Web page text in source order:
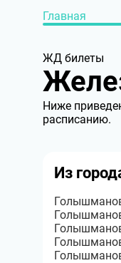
Главная
ЖД билеты
Ниже
расписанию.
Из